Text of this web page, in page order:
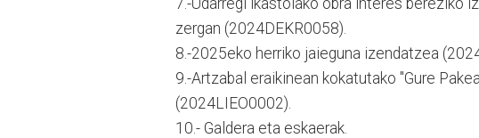
zergan (2024DEKR0058).
8.-2025eko herriko jaieguna izendatzea
9.-Artzabal eraikinean kokatutako "Gure
(2024LIEO0002).
10.- Galdera eta eskaerak.